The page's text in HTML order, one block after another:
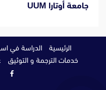
جامعة أوتارا UUM
الرئيسية الدراسة في
خدمات الترجمة و التوثيق